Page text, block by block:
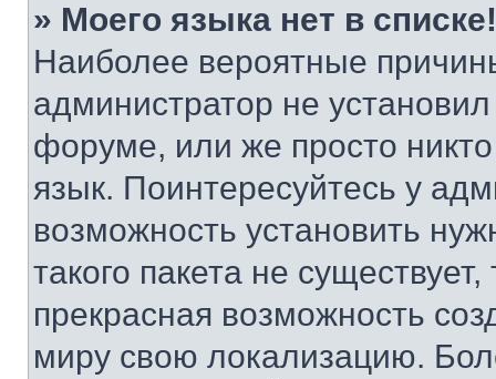
» Моего языка нет в списке!
Наиболее вероятные
администратор не
форуме, или же просто
язык. Поинтересуйтесь у
возможность установить
такого пакета не
прекрасная возможность
миру свою локализацию.